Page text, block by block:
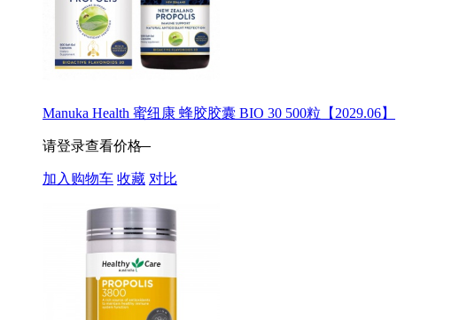
Manuka Health 蜜纽康 蜂胶胶囊 BIO 30 500粒【2029.06】
请登录查看价格
加入购物车 收藏 对比